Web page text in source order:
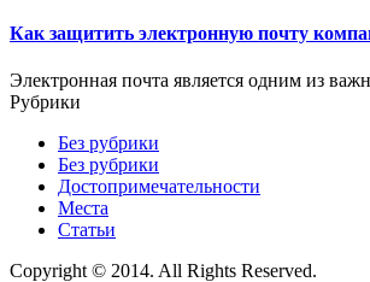
Как защитить электронную почту
Электронная почта является одним из
Рубрики
Без рубрики
Без рубрики
Достопримечательности
Места
Статьи
Copyright © 2014. All Rights Reserved.